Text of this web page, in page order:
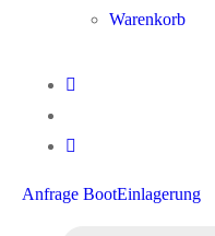
Warenkorb
Anfrage BootEinlagerung